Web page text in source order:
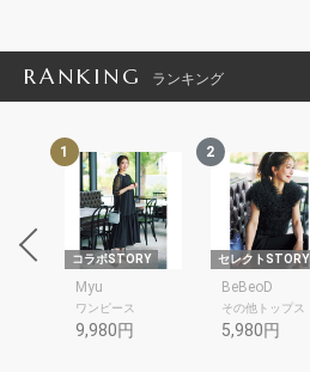
RANKING ランキング
1
コラボSTORY
Myu
ワンピース
9,980円
2
セレクトSTORY
BeBeoD
その他トップス
5,980円